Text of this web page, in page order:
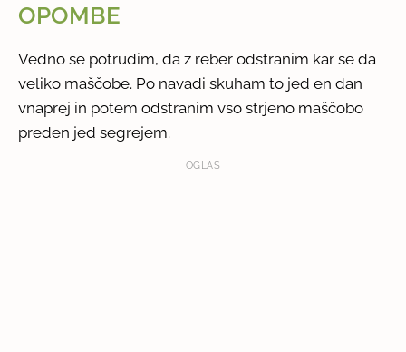
OPOMBE
Vedno se potrudim, da z reber odstranim kar se da
veliko maščobe. Po navadi skuham to jed en dan
vnaprej in potem odstranim vso strjeno maščobo
preden jed segrejem.
OGLAS